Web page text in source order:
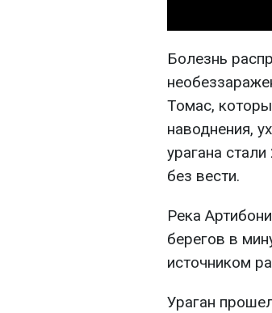
Болезнь
Томас,
наводнения,
урагана
без вести.
Река
берегов в
источником
Ураган